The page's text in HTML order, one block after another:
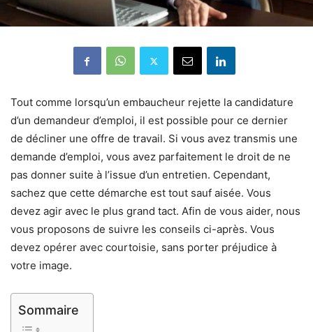
Tout comme lorsqu’un embaucheur rejette la candidature
d’un demandeur d’emploi, il est possible pour ce dernier
de décliner une offre de travail. Si vous avez transmis une
demande d’emploi, vous avez parfaitement le droit de ne
pas donner suite à l’issue d’un entretien. Cependant,
sachez que cette démarche est tout sauf aisée. Vous
devez agir avec le plus grand tact. Afin de vous aider, nous
vous proposons de suivre les conseils ci-après. Vous
devez opérer avec courtoisie, sans porter préjudice à
votre image.
Sommaire